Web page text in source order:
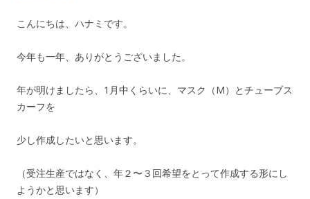
こんにちは、ハナミです。
今年も一年、ありがとうございました。
年が明けましたら、1月中くらいに、マスク（M）とチューブス
カーフを
少し作成したいと思います。
（受注生産ではなく、年２〜３回希望をとって作成する形にし
ようかと思います）